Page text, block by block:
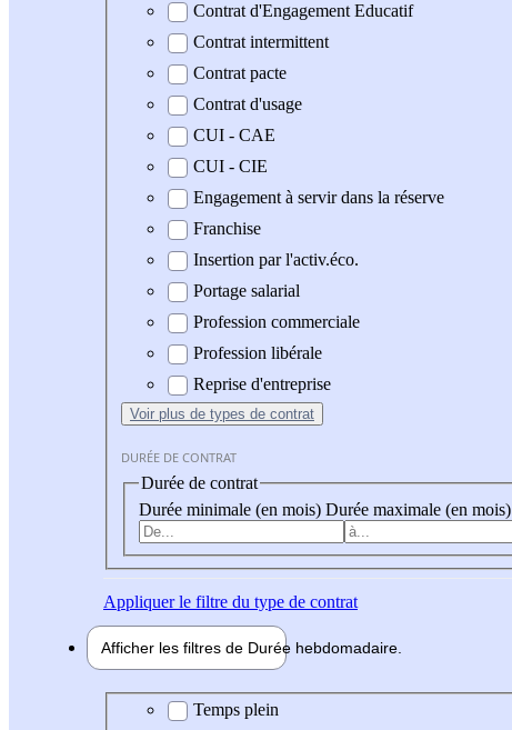
Contrat d'Engagement Educatif
Contrat intermittent
Contrat pacte
Contrat d'usage
CUI - CAE
CUI - CIE
Engagement à servir dans la réserve
Franchise
Insertion par l'activ.éco.
Portage salarial
Profession commerciale
Profession libérale
Reprise d'entreprise
Voir plus de types de contrat
DURÉE DE CONTRAT
Durée de contrat
Durée minimale (en mois) Durée maximale (en mois)
Appliquerle filtre du type de contrat
Afficher les filtres de Durée hebdomadaire
Durée hebdomadaire
Temps plein